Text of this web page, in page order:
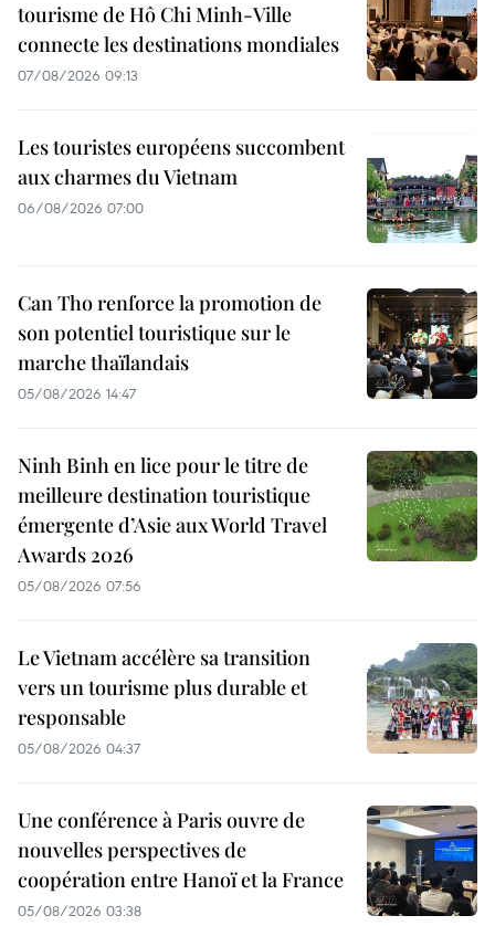
tourisme de Hô Chi Minh-Ville
connecte les destinations mondiales
07/08/2026 09:13
Les touristes européens succombent
aux charmes du Vietnam
06/08/2026 07:00
Can Tho renforce la promotion de
son potentiel touristique sur le
marche thaïlandais
05/08/2026 14:47
Ninh Binh en lice pour le titre de
meilleure destination touristique
émergente d’Asie aux World Travel
Awards 2026
05/08/2026 07:56
Le Vietnam accélère sa transition
vers un tourisme plus durable et
responsable
05/08/2026 04:37
Une conférence à Paris ouvre de
nouvelles perspectives de
coopération entre Hanoï et la France
05/08/2026 03:38